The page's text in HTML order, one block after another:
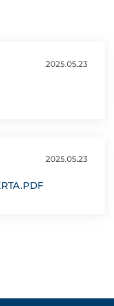
2025.05.23
2025.05.23